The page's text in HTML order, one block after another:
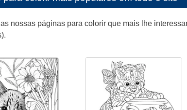
nossas páginas para colorir que mais lhe